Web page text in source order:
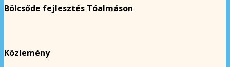
Bölcsőde fejlesztés Tóalmáson
Közlemény